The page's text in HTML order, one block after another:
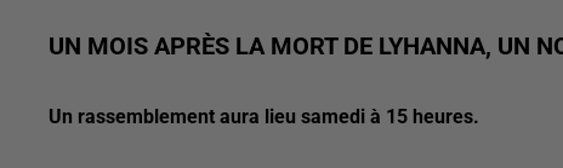
UN MOIS APRÈS LA MORT DE LYHANNA, UN
Un rassemblement aura lieu samedi à 15 heures.